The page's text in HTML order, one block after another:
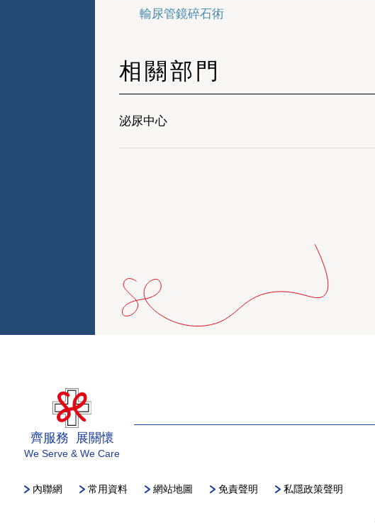
輸尿管鏡碎石術
相關部門
泌尿中心
齊服務 展關懷
We Serve & We Care
內聯網 常用資料 網站地圖 免責聲明 私隱政策聲明